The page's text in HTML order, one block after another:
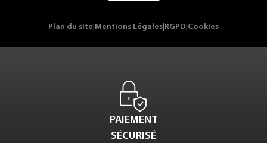
Plan du site Mentions Légales RGPD Cookies
PAIEMENT
SÉCURISÉ